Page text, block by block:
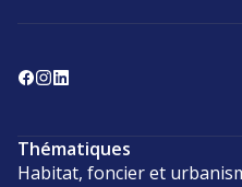
Thématiques
Habitat, foncier et